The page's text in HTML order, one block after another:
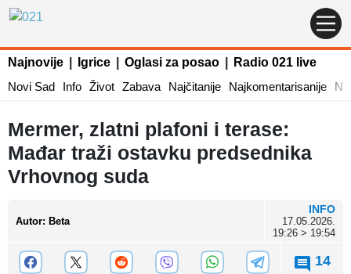
Najnovije Igrice Oglasi za posao
Radio 021 live
Novi Sad
Info Život Zabava Najčitanije Najkomentarisanije
Mermer, zlatni plafoni i terase:
Mađar traži ostavku predsednika
Vrhovnog suda
Autor: Beta
INFO
17.05.2026.
19:26 > 19:54
14